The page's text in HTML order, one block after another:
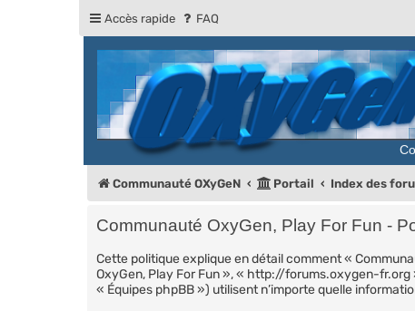
Accès rapide FAQ
Communauté OXyGeN Portail Index des
Communauté OxyGen, Play For Fun -
Cette politique explique en détail comment «
OxyGen, Play For Fun », « http://forums.oxygen-
« Équipes phpBB ») utilisent n’importe quelle